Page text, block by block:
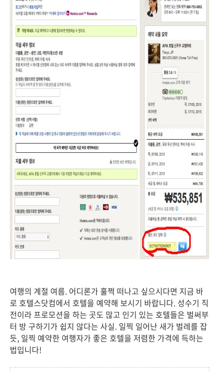
여행의 계절 여름. 어디론가 훌쩍 떠나고 싶으시다면 지금 바
로 호텔스닷컴에서 호텔을 예약해 보시기 바랍니다. 성수기 직
전이라 프로모션을 하는 곳도 많고 인기 있는 호텔들은 벌써부
터 방 구하기가 쉽지 않다는 사실. 일찍 일어난 새가 벌레를 잡
듯, 일찍 예약한 여행자가 좋은 호텔을 저렴한 가격에 득하는
법입니다!